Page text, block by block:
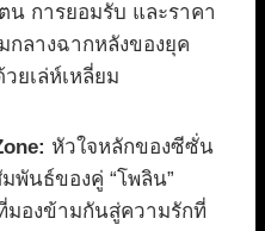
น การยอมรับ และราคา
กลางฉากหลังของยุค
ยเล่ห์เหลี่ยม
หัวใจหลักของซีซั่น
นธ์ของคู่ “โพลิน”
มองข้ามกันสู่ความรักที่